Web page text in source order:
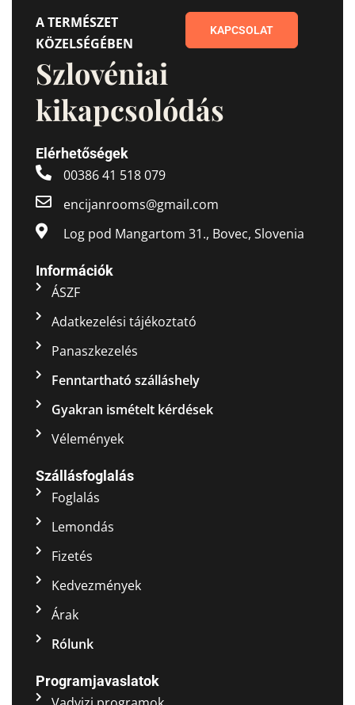
A TERMÉSZET
KÖZELSÉGÉBEN
Szlovéniai
kikapcsolódás
KAPCSOLAT
Elérhetőségek
00386 41 518 079
encijanrooms@gmail.com
Log pod Mangartom 31., Bovec, Slovenia
Információk
ÁSZF
Adatkezelési tájékoztató
Panaszkezelés
Fenntartható szálláshely
Gyakran ismételt kérdések
Vélemények
Szállásfoglalás
Foglalás
Lemondás
Fizetés
Kedvezmények
Árak
Rólunk
Programjavaslatok